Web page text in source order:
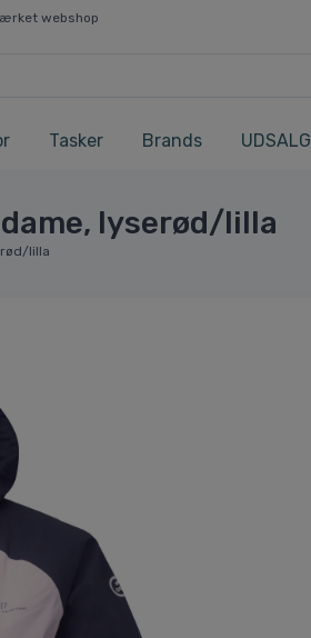
webshop
Tasker Brands UDSALG
lyserød/lilla
lilla